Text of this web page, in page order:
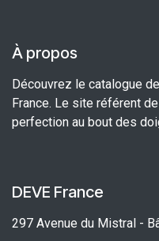
À propos
Découvrez le catalogue
France. Le site référent
perfection au bout des
DEVE France
297 Avenue du Mistral -